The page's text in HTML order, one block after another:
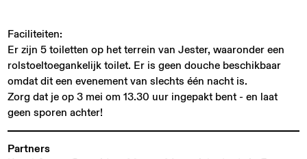
Faciliteiten:
Er zijn 5 toiletten op het terrein van Jester, waaronder een
rolstoeltoegankelijk toilet. Er is geen douche beschikbaar
omdat dit een evenement van slechts één nacht is.
Zorg dat je op 3 mei om 13.30 uur ingepakt bent - en laat
geen sporen achter!
Partners